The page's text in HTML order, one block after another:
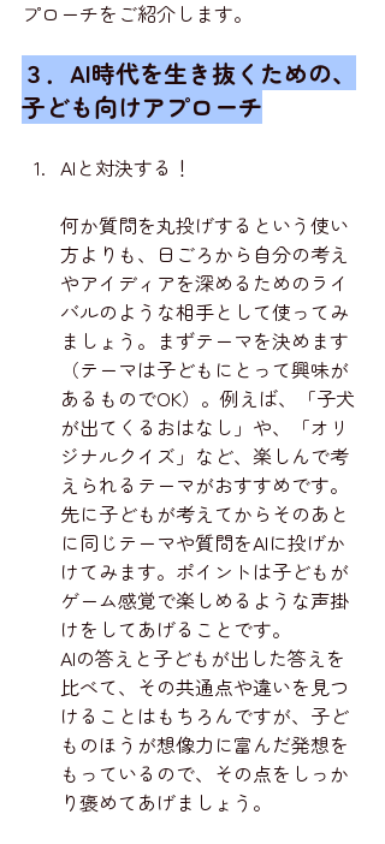
プローチをご紹介します。
３．AI時代を生き抜くための、
子ども向けアプローチ
AIと対決する！
何か質問を丸投げするという使い
方よりも、日ごろから自分の考え
やアイディアを深めるためのライ
バルのような相手として使ってみ
ましょう。まずテーマを決めます
（テーマは子どもにとって興味が
あるものでOK）。例えば、「子犬
が出てくるおはなし」や、「オリ
ジナルクイズ」など、楽しんで考
えられるテーマがおすすめです。
先に子どもが考えてからそのあと
に同じテーマや質問をAIに投げか
けてみます。ポイントは子どもが
ゲーム感覚で楽しめるような声掛
けをしてあげることです。
AIの答えと子どもが出した答えを
比べて、その共通点や違いを見つ
けることはもちろんですが、子ど
ものほうが想像力に富んだ発想を
もっているので、その点をしっか
り褒めてあげましょう。